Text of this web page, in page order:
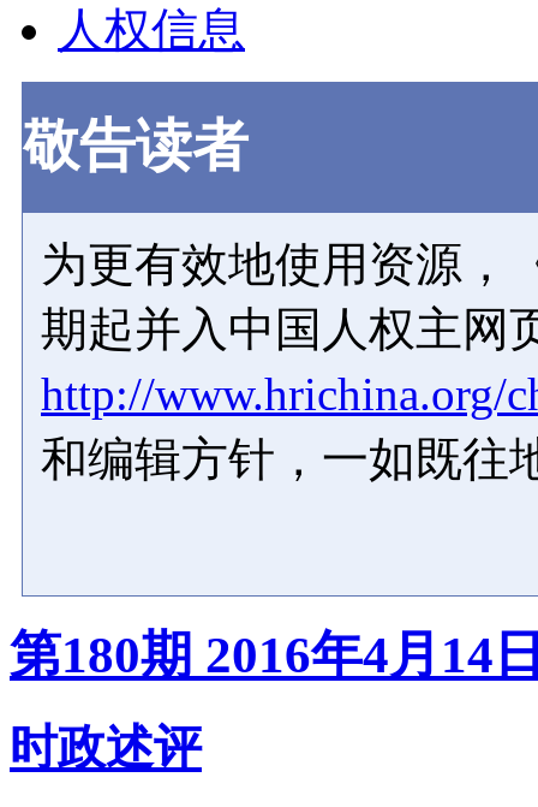
人权信息
敬告读者
为更有效地使用资源，
期起并入中国人权主网
http://www.hrichina.org/
和编辑方针，一如既往
第180期 2016年4月14
时政述评